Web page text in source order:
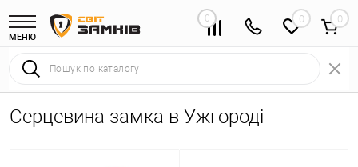
МЕНЮ
0 0
Серцевина замка в Ужгороді